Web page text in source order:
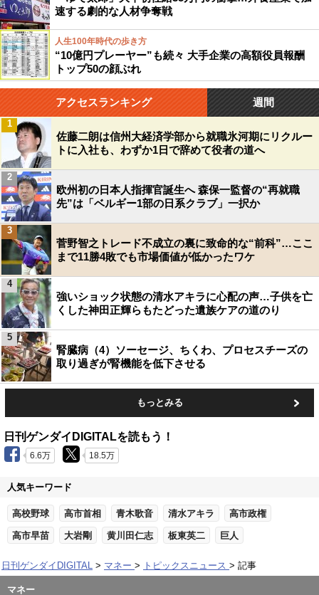
速する劇的な人材争奪戦
人生100年時代の歩き方
“10億円プレーヤー”も続々 大手企業の高額役員報酬
トップ50の顔ぶれ
アクセスランキング 週間
佐藤二朗は信州大経済学部から就職氷河期にリクルー
トに入社も、わずか1日で辞めて役者の道へ
1
欧州初の日本人指揮官誕生へ 森保一監督の“再就職
先”は「ベルギー1部の日系クラブ」一択か
2
菅野智之トレード不成立の裏に致命的な“前科”…ここ
まで11勝4敗でも市場価値が低かったワケ
3
強いショック状態の清水アキラに心配の声…子供を亡
くした神田正輝らもたどった遺族ケアの道のり
4
腎臓病（4）ソーセージ、ちくわ、プロセスチーズの
取り過ぎが腎機能を低下させる
5
もっとみる
日刊ゲンダイDIGITALを読もう！
6.6万 18.5万
人気キーワード
高校野球 高市首相 青木歌音 清水アキラ 高市政権
高市早苗 大岩剛 黄川田仁志 板東英二 巨人
日刊ゲンダイDIGITAL マネー トピックスニュース 記事
マネー